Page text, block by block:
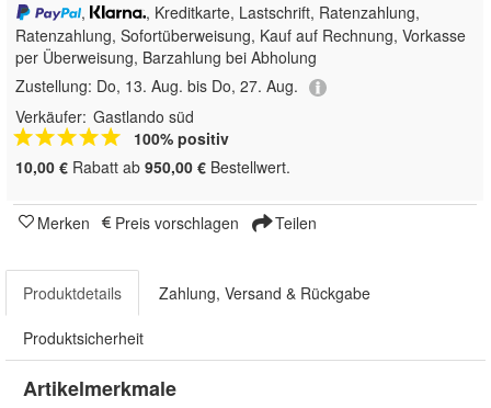
,
, Kreditkarte, Lastschrift, Ratenzahlung,
Ratenzahlung, Sofortüberweisung, Kauf auf Rechnung, Vorkasse
per Überweisung, Barzahlung bei Abholung
Zustellung: Do, 13. Aug. bis Do, 27. Aug.
Verkäufer: Gastlando süd
100% positiv
10,00 € Rabatt ab 950,00 € Bestellwert.
Merken Preis vorschlagen Teilen
Produktdetails Zahlung, Versand & Rückgabe
Produktsicherheit
Artikelmerkmale